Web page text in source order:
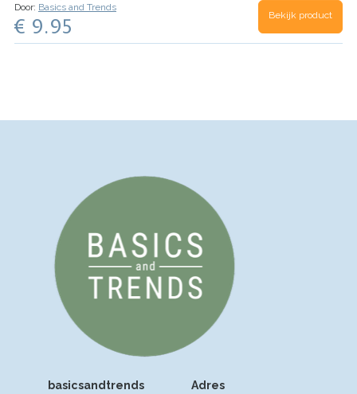
Door: Basics and Trends
€ 9.95 Bekijk product
Adres
basicsandtrends